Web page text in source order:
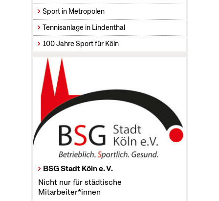
Sport in Metropolen
Tennisanlage in Lindenthal
100 Jahre Sport für Köln
BSG Stadt Köln e. V.
Nicht nur für städtische
Mitarbeiter*innen